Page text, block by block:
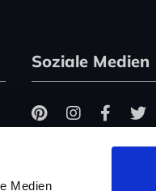
Medien
Soziale Medien